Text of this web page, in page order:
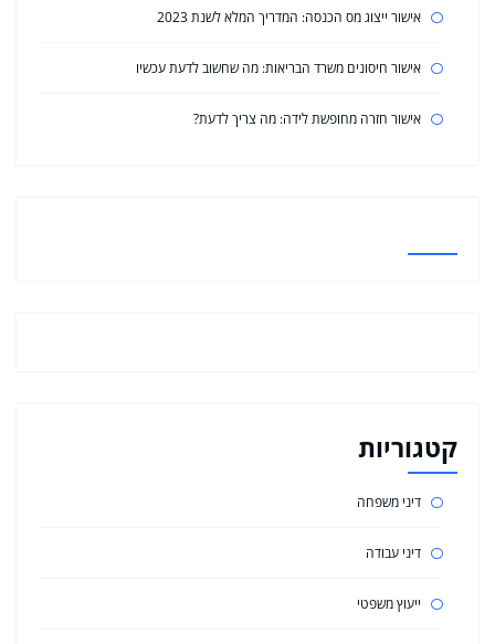
אישור ייצוג מס הכנסה: המדריך המלא לשנת 2023
אישור חיסונים משרד הבריאות: מה שחשוב לדעת עכשיו
אישור חזרה מחופשת לידה: מה צריך לדעת?
קטגוריות
דיני משפחה
דיני עבודה
ייעוץ משפטי